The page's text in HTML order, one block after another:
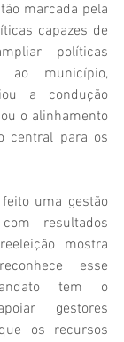
marcada pela
capazes de
políticas
ao município,
a condução
o alinhamento
central para os
uma gestão
resultados
mostra
esse
tem o
gestores
os recursos